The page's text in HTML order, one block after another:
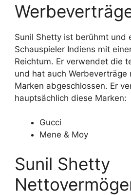
Sunil Shetty ist berühmt und
Schauspieler Indiens mit
Reichtum. Er verwendet die
und hat auch Werbeverträge
Marken abgeschlossen. Er
hauptsächlich diese Marken:
Gucci
Mene & Moy
Sunil Shetty